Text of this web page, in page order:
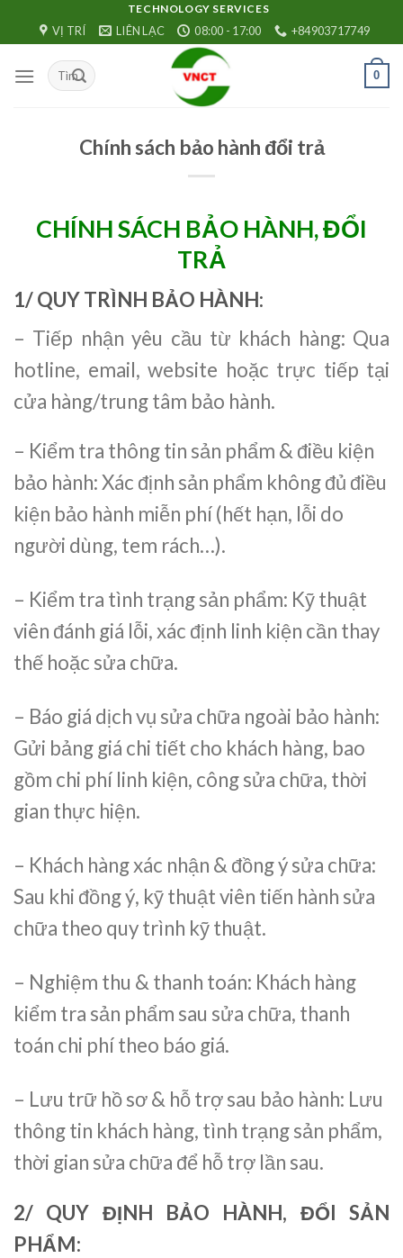
TECHNOLOGY SERVICES
VỊ TRÍ LIÊN LẠC 08:00 - 17:00 +84903717749
0
Chính sách bảo hành đổi trả
CHÍNH SÁCH BẢO HÀNH, ĐỔI
TRẢ
1/ QUY TRÌNH BẢO HÀNH:
– Tiếp nhận yêu cầu từ khách hàng: Qua
hotline, email, website hoặc trực tiếp tại
cửa hàng/trung tâm bảo hành.
– Kiểm tra thông tin sản phẩm & điều kiện
bảo hành: Xác định sản phẩm không đủ điều
kiện bảo hành miễn phí (hết hạn, lỗi do
người dùng, tem rách…).
– Kiểm tra tình trạng sản phẩm: Kỹ thuật
viên đánh giá lỗi, xác định linh kiện cần thay
thế hoặc sửa chữa.
– Báo giá dịch vụ sửa chữa ngoài bảo hành:
Gửi bảng giá chi tiết cho khách hàng, bao
gồm chi phí linh kiện, công sửa chữa, thời
gian thực hiện.
– Khách hàng xác nhận & đồng ý sửa chữa:
Sau khi đồng ý, kỹ thuật viên tiến hành sửa
chữa theo quy trình kỹ thuật.
– Nghiệm thu & thanh toán: Khách hàng
kiểm tra sản phẩm sau sửa chữa, thanh
toán chi phí theo báo giá.
– Lưu trữ hồ sơ & hỗ trợ sau bảo hành: Lưu
thông tin khách hàng, tình trạng sản phẩm,
thời gian sửa chữa để hỗ trợ lần sau.
2/ QUY ĐỊNH BẢO HÀNH, ĐỔI SẢN
PHẨM: